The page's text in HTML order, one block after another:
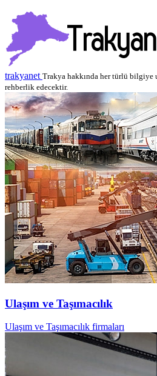
trakyanet Trakya hakkında her türlü bilgiye
rehberlik edecektir.
Ulaşım ve Taşımacılık
Ulaşım ve Taşımacılık firmaları